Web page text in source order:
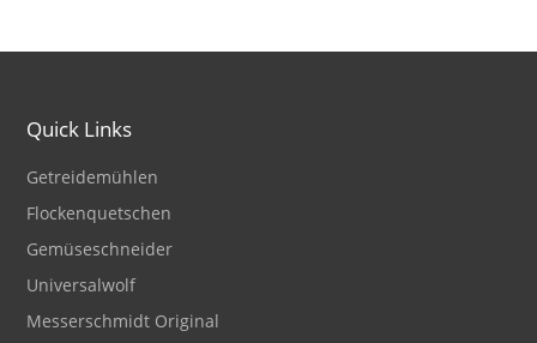
Quick Links
Getreidemühlen
Flockenquetschen
Gemüseschneider
Universalwolf
Messerschmidt Original